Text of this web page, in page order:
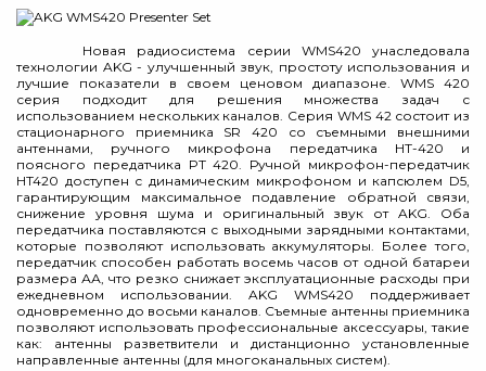
Новая радиосистема серии WMS420 унаследовала
технологии AKG - улучшенный звук, простоту использования и
лучшие показатели в своем ценовом диапазоне. WMS 420
серия подходит для решения множества задач с
использованием нескольких каналов. Серия WMS 42 состоит из
стационарного приемника SR 420 со съемными внешними
антеннами, ручного микрофона передатчика HT-420 и
поясного передатчика PT 420. Ручной микрофон-передатчик
HT420 доступен с динамическим микрофоном и капсюлем D5,
гарантирующим максимальное подавление обратной связи,
снижение уровня шума и оригинальный звук от AKG. Оба
передатчика поставляются с выходными зарядными контактами,
которые позволяют использовать аккумуляторы. Более того,
передатчик способен работать восемь часов от одной батареи
размера АА, что резко снижает эксплуатационные расходы при
ежедневном использовании. AKG WMS420 поддерживает
одновременно до восьми каналов. Съемные антенны приемника
позволяют использовать профессиональные аксессуары, такие
как: антенны разветвители и дистанционно установленные
направленные антенны (для многоканальных систем).